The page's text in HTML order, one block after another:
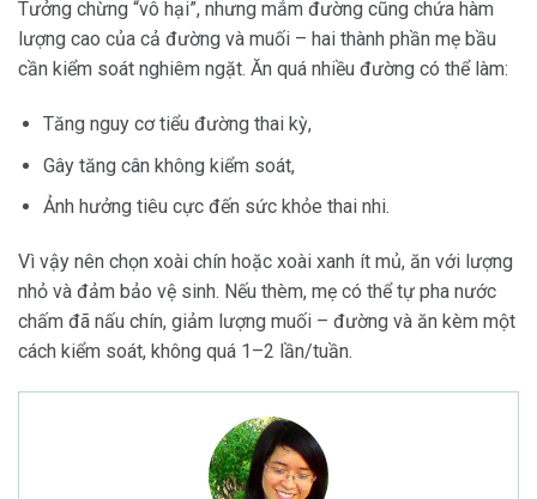
Tưởng chừng “vô hại”, nhưng mắm đường cũng chứa hàm
lượng cao của cả đường và muối – hai thành phần mẹ bầu
cần kiểm soát nghiêm ngặt. Ăn quá nhiều đường có thể làm:
Tăng nguy cơ tiểu đường thai kỳ,
Gây tăng cân không kiểm soát,
Ảnh hưởng tiêu cực đến sức khỏe thai nhi.
Vì vậy nên chọn xoài chín hoặc xoài xanh ít mủ, ăn với lượng
nhỏ và đảm bảo vệ sinh. Nếu thèm, mẹ có thể tự pha nước
chấm đã nấu chín, giảm lượng muối – đường và ăn kèm một
cách kiểm soát, không quá 1–2 lần/tuần.